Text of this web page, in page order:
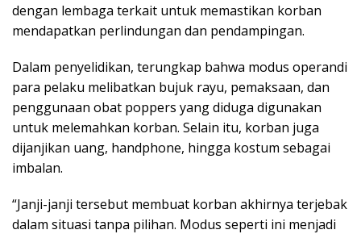
dengan lembaga terkait untuk memastikan korban
mendapatkan perlindungan dan pendampingan.
Dalam penyelidikan, terungkap bahwa modus operandi
para pelaku melibatkan bujuk rayu, pemaksaan, dan
penggunaan obat poppers yang diduga digunakan
untuk melemahkan korban. Selain itu, korban juga
dijanjikan uang, handphone, hingga kostum sebagai
imbalan.
“Janji-janji tersebut membuat korban akhirnya terjebak
dalam situasi tanpa pilihan. Modus seperti ini menjadi